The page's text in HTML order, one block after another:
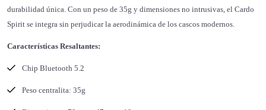
durabilidad única. Con un peso de 35g y dimensiones no intrusivas, el Cardo
Spirit se integra sin perjudicar la aerodinámica de los cascos modernos.
Características Resaltantes:
Chip Bluetooth 5.2
Peso centralita: 35g